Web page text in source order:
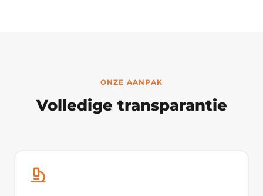
ONZE AANPAK
Volledige transparantie